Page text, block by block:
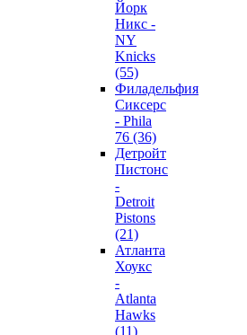
Йорк
Никс -
NY
Knicks
(55)
Филадельфия
Сиксерс
- Phila
76 (36)
Детройт
Пистонс
-
Detroit
Pistons
(21)
Атланта
Хоукс
-
Atlanta
Hawks
(11)